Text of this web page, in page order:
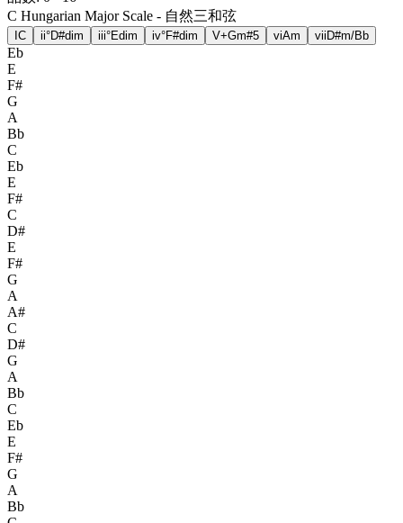
C Hungarian Major Scale - 自然三和弦
C ii°D#dim iii°Edim iv°F#dim V+Gm#5 viAm vii D#m/Bb
Eb
E
F#
G
A
Bb
C
Eb
E
F#
C
D#
E
F#
G
A
A#
C
D#
G
A
Bb
C
Eb
E
F#
G
A
Bb